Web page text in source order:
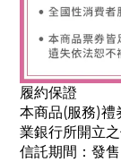
履約保證
本商品(服務)禮
業銀行所開立
信託期間：發售